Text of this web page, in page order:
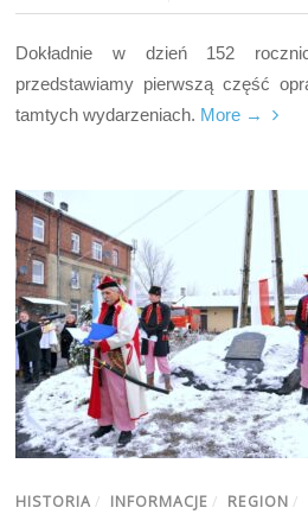
Dokładnie w dzień 152
przedstawiamy pierwszą część
tamtych wydarzeniach. More →
HISTORIA / INFORMACJE / REGION /